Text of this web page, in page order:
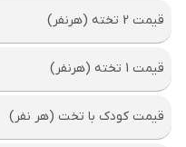
قیمت 2 تخته (هرنفر)
قیمت 1 تخته (هرنفر)
قیمت کودک با تخت (هر نفر)